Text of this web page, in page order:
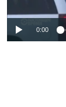
0:00